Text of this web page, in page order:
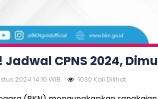
Jadwal CPNS 2024,
2024 14:10 WIB 1030 Kali Dilihat